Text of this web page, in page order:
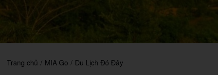
Trang chủ / MIA Go / Du Lịch Đó Đây